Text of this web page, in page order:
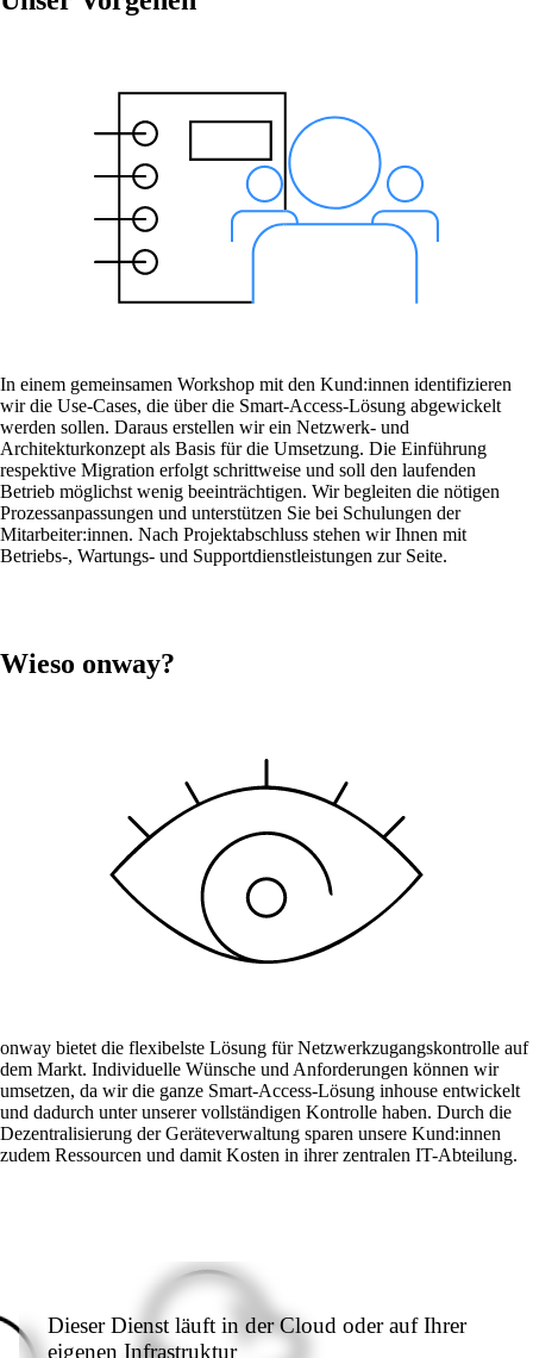
Produkte
onway routers
Entdecken Sie unser vielfältiges Router-
CarlOS
CarlOS ist unser Router-Betriebssystem
basierend auf Linux.
macman
Detaillierte Network Access Control und
onway director
Mit dem onway director steuern Sie all Ihre
onway-Produkte von einem Ort aus.
Auch interessant:
on1700
on1810
on2800
on2810
on3800
Ruckus-Produkte
Weitere Produkte
In einem gemeinsamen Workshop mit den Kund:innen identifizieren
wir die Use-Cases, die über die Smart-Access-Lösung abgewickelt
werden sollen. Daraus erstellen wir ein Netzwerk- und
Architekturkonzept als Basis für die Umsetzung. Die Einführung
respektive Migration erfolgt schrittweise und soll den laufenden
Betrieb möglichst wenig beeinträchtigen. Wir begleiten die nötigen
Prozessanpassungen und unterstützen Sie bei Schulungen der
Mitarbeiter:innen. Nach Projektabschluss stehen wir Ihnen mit
Betriebs-, Wartungs- und Supportdienstleistungen zur Seite.
Wieso onway?
onway bietet die flexibelste Lösung für Netzwerkzugangskontrolle auf
dem Markt. Individuelle Wünsche und Anforderungen können wir
umsetzen, da wir die ganze Smart-Access-Lösung inhouse entwickelt
und dadurch unter unserer vollständigen Kontrolle haben. Durch die
Dezentralisierung der Geräteverwaltung sparen unsere Kund:innen
zudem Ressourcen und damit Kosten in ihrer zentralen IT-Abteilung.
Dieser Dienst läuft in der Cloud oder auf Ihrer
eigenen Infrastruktur